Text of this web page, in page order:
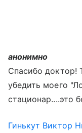
анонимно
Спасибо доктор!
убедить моего
стационар....это
Гинькут Виктор